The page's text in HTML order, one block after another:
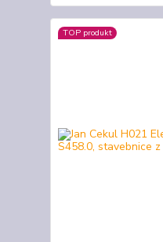
TOP produkt